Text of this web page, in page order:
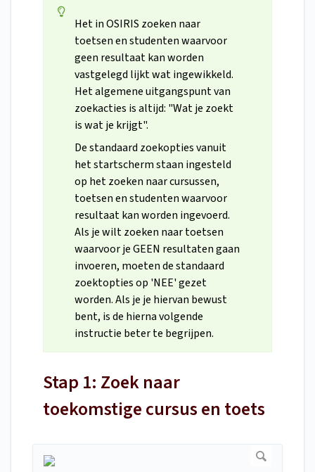
Het in OSIRIS zoeken naar
toetsen en studenten waarvoor
geen resultaat kan worden
vastgelegd lijkt wat ingewikkeld.
Het algemene uitgangspunt van
zoekacties is altijd: "Wat je zoekt
is wat je krijgt".
De standaard zoekopties vanuit
het startscherm staan ingesteld
op het zoeken naar cursussen,
toetsen en studenten waarvoor
resultaat kan worden ingevoerd.
Als je wilt zoeken naar toetsen
waarvoor je GEEN resultaten gaan
invoeren, moeten de standaard
zoektopties op 'NEE' gezet
worden. Als je je hiervan bewust
bent, is de hierna volgende
instructie beter te begrijpen.
Stap 1: Zoek naar
toekomstige cursus en toets